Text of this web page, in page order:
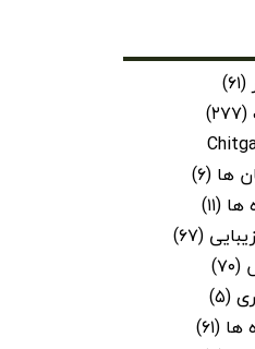
(۶۱)
(۲۷۷)
ها (۶)
ها (۱۱)
(۶۷)
(۷۰)
(۵)
ها (۶۱)